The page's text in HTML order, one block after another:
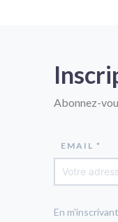
Abonnez-
EMAIL *
En